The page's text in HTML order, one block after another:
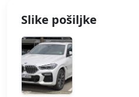
Slike pošiljke